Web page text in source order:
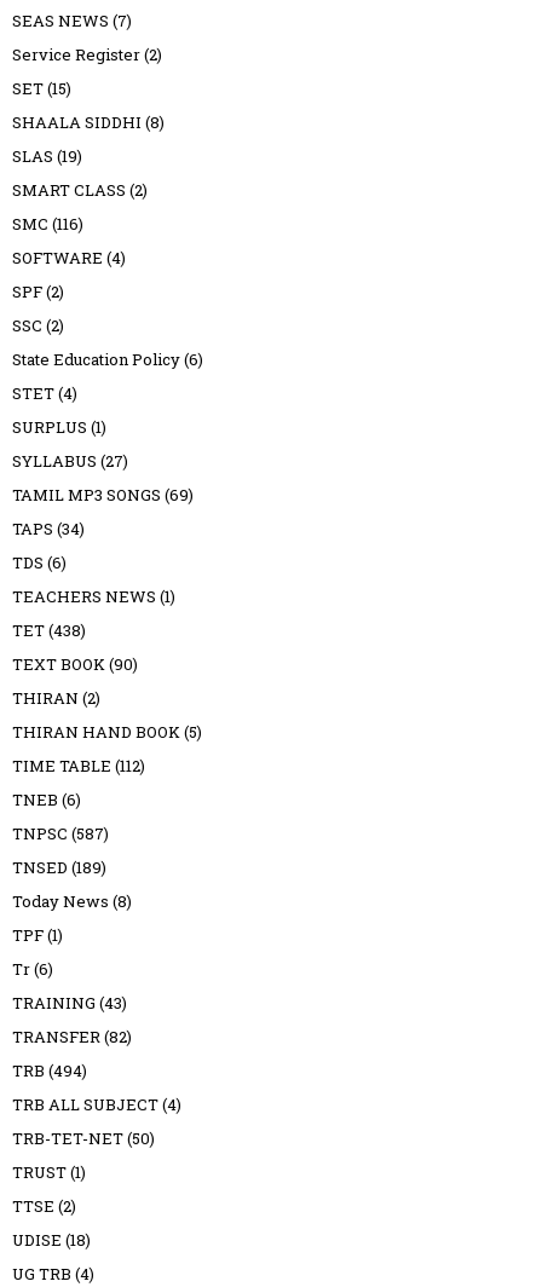
SEAS NEWS (7)
Service Register(2)
SET(15)
SHAALA SIDDHI (8)
SLAS (19)
SMART CLASS (2)
SMC (116)
SOFTWARE (4)
SPF(2)
SSC (2)
State Education Policy(6)
STET(4)
SURPLUS (1)
SYLLABUS (27)
TAMIL MP3 SONGS (69)
TAPS (34)
TDS (6)
TEACHERS NEWS (1)
TET(438)
TEXT BOOK(90)
THIRAN (2)
THIRAN HAND BOOK(5)
TIME TABLE (112)
TNEB (6)
TNPSC (587)
TNSED (189)
Today News (8)
TPF(1)
Tr(6)
TRAINING (43)
TRANSFER(82)
TRB (494)
TRB ALL SUBJECT(4)
TRB-TET-NET(50)
TRUST(1)
TTSE (2)
UDISE (18)
UG TRB (4)